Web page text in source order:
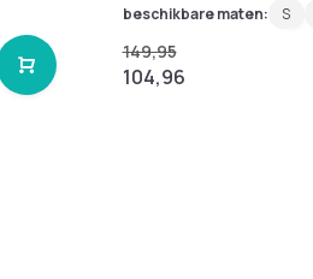
beschikbare maten: S
149,95
104,96